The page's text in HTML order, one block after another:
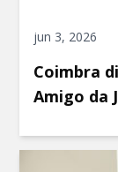
jun 3, 2026
Coimbra
Amigo da